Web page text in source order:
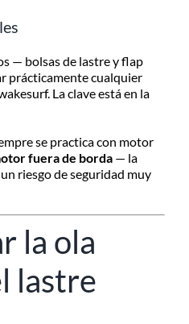
— bolsas de lastre y flap
prácticamente cualquier
La clave está en la
se practica con motor
fuera de borda — la
riesgo de seguridad muy
la ola
lastre